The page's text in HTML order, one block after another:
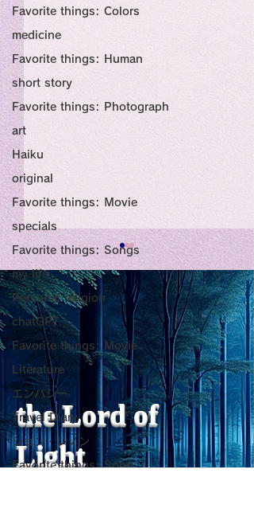
Favorite things: Colors
medicine
Favorite things: Human
short story
Favorite things: Photograph
art
Haiku
original
Favorite things: Movie
specials
Favorite things: Songs
my life
Personal religion
chatGPT
Favorite things: Movie
Literature
エンパシー
Travel Diary
ジョン・レノン
Favorite things: Song
Title: Death Affirmation
as a Generator of
Mental Vitality
AbstractThis paper argues
that “death affirmation” is
fundamentally different
from the classical
psychological concept of
“death acceptance.”
Death acceptance tends
to function as an entropic
the Lord of
Light